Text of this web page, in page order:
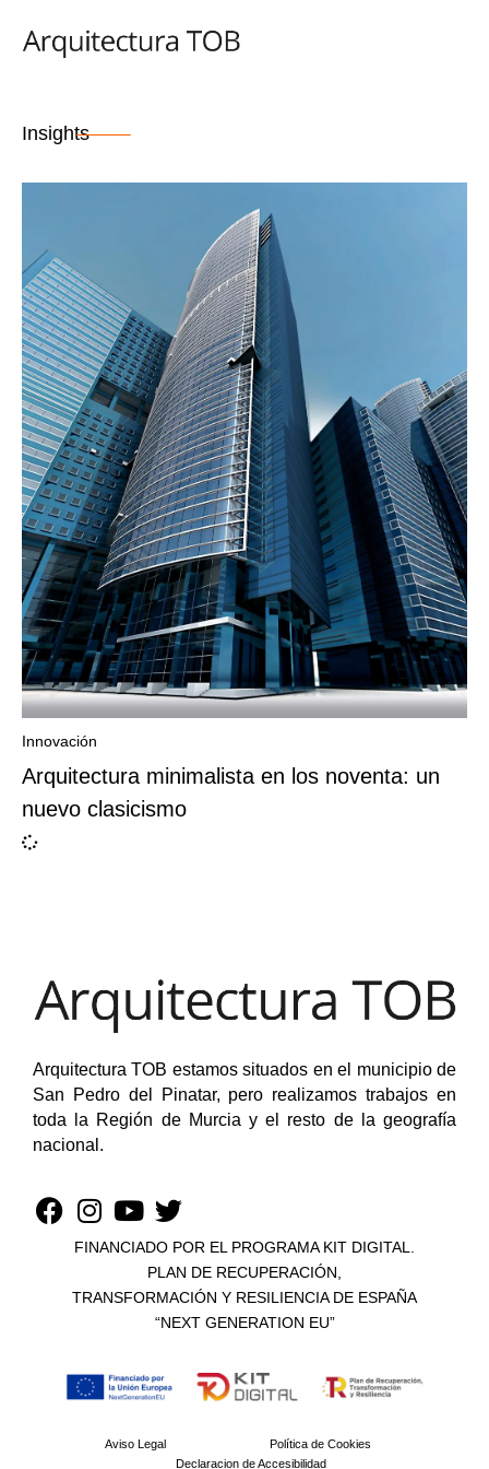
Insights
Innovación
Arquitectura minimalista en los noventa: un
nuevo clasicismo
Arquitectura TOB estamos situados en el municipio de
San Pedro del Pinatar, pero realizamos trabajos en
toda la Región de Murcia y el resto de la geografía
nacional.
FINANCIADO POR EL PROGRAMA KIT DIGITAL.
PLAN DE RECUPERACIÓN,
TRANSFORMACIÓN Y RESILIENCIA DE ESPAÑA
“NEXT GENERATION EU”​
Aviso Legal
Política de Cookies
Declaracion de Accesibilidad